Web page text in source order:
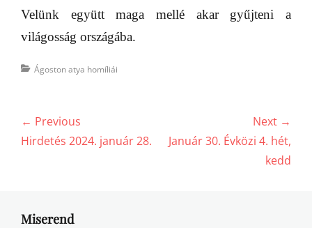
Velünk együtt maga mellé akar gyűjteni a
világosság országába.
Categories
Ágoston atya homíliái
Bejegyzés
navigáció
← Previous
Previous
Hirdetés 2024. január 28.
Next →
Next
Január 30. Évközi 4. hét,
kedd
Miserend